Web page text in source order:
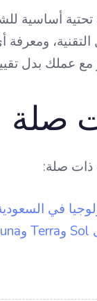
تحتية أساسية
ومعرفة
عملك بدل
صلة
ذات صلة:
في